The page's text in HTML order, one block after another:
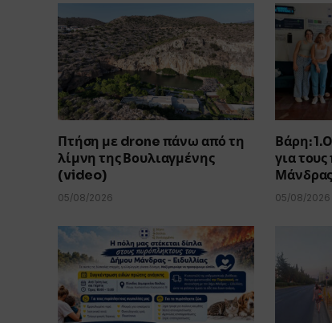
Πτήση με drone πάνω από τη
λίμνη της Βουλιαγμένης
(video)
05/08/2026
Βάρη:
για
Μάνδρας
05/08/2026